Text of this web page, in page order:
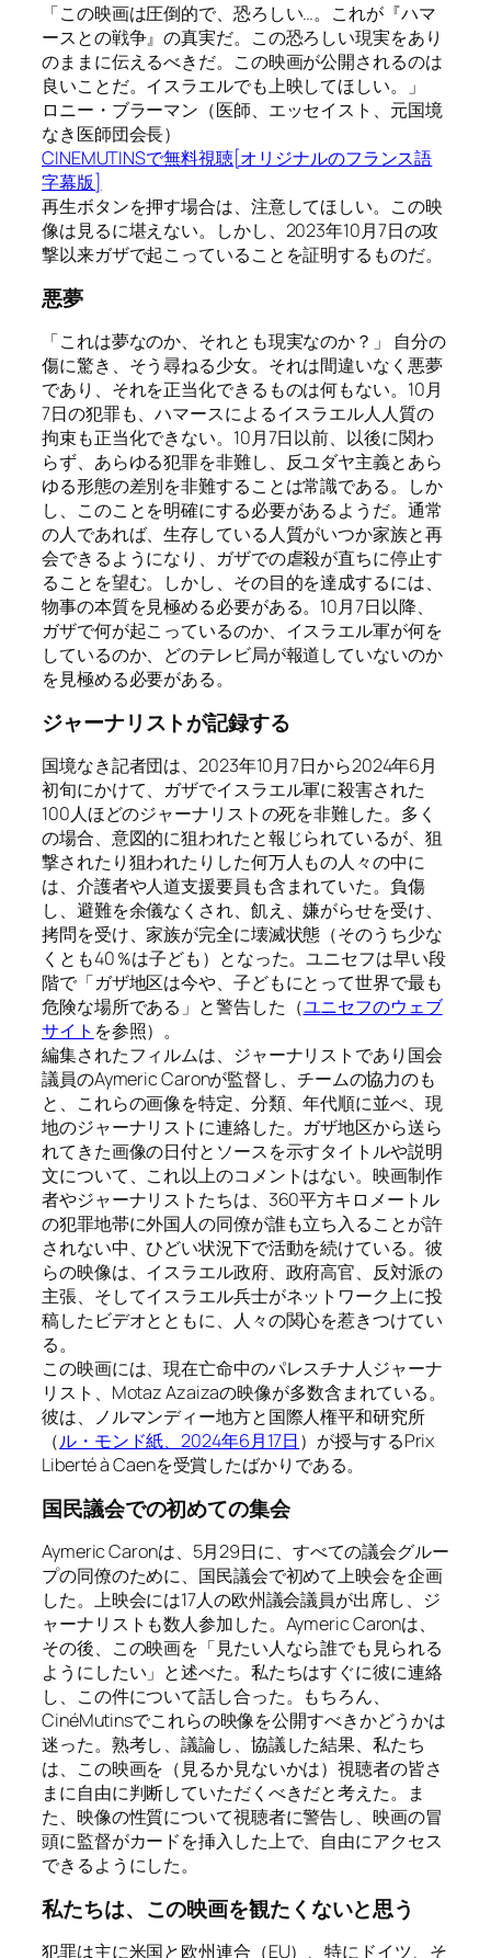
「この映画は圧倒的で、恐ろしい…。これが『ハマ
ースとの戦争』の真実だ。この恐ろしい現実をあり
のままに伝えるべきだ。この映画が公開されるのは
良いことだ。イスラエルでも上映してほしい。」
ロニー・ブラーマン（医師、エッセイスト、元国境
なき医師団会長）
CINEMUTINSで無料視聴[オリジナルのフランス語
字幕版]
再生ボタンを押す場合は、注意してほしい。この映
像は見るに堪えない。しかし、2023年10月7日の攻
撃以来ガザで起こっていることを証明するものだ。
悪夢
「これは夢なのか、それとも現実なのか？」 自分の
傷に驚き、そう尋ねる少女。それは間違いなく悪夢
であり、それを正当化できるものは何もない。10月
7日の犯罪も、ハマースによるイスラエル人人質の
拘束も正当化できない。10月7日以前、以後に関わ
らず、あらゆる犯罪を非難し、反ユダヤ主義とあら
ゆる形態の差別を非難することは常識である。しか
し、このことを明確にする必要があるようだ。通常
の人であれば、生存している人質がいつか家族と再
会できるようになり、ガザでの虐殺が直ちに停止す
ることを望む。しかし、その目的を達成するには、
物事の本質を見極める必要がある。10月7日以降、
ガザで何が起こっているのか、イスラエル軍が何を
しているのか、どのテレビ局が報道していないのか
を見極める必要がある。
ジャーナリストが記録する
国境なき記者団は、2023年10月7日から2024年6月
初旬にかけて、ガザでイスラエル軍に殺害された
100人ほどのジャーナリストの死を非難した。多く
の場合、意図的に狙われたと報じられているが、狙
撃されたり狙われたりした何万人もの人々の中に
は、介護者や人道支援要員も含まれていた。負傷
し、避難を余儀なくされ、飢え、嫌がらせを受け、
拷問を受け、家族が完全に壊滅状態（そのうち少な
くとも40％は子ども）となった。ユニセフは早い段
階で「ガザ地区は今や、子どもにとって世界で最も
危険な場所である」と警告した（ユニセフのウェブ
サイト を参照）。
編集されたフィルムは、ジャーナリストであり国会
議員のAymeric Caronが監督し、チームの協力のも
と、これらの画像を特定、分類、年代順に並べ、現
地のジャーナリストに連絡した。ガザ地区から送ら
れてきた画像の日付とソースを示すタイトルや説明
文について、これ以上のコメントはない。映画制作
者やジャーナリストたちは、360平方キロメートル
の犯罪地帯に外国人の同僚が誰も立ち入ることが許
されない中、ひどい状況下で活動を続けている。彼
らの映像は、イスラエル政府、政府高官、反対派の
主張、そしてイスラエル兵士がネットワーク上に投
稿したビデオとともに、人々の関心を惹きつけてい
る。
この映画には、現在亡命中のパレスチナ人ジャーナ
リスト、Motaz Azaizaの映像が多数含まれている。
彼は、ノルマンディー地方と国際人権平和研究所
（ル・モンド紙、2024年6月17日）が授与するPrix
Liberté à Caenを受賞したばかりである。
国民議会での初めての集会
Aymeric Caronは、5月29日に、すべての議会グルー
プの同僚のために、国民議会で初めて上映会を企画
した。上映会には17人の欧州議会議員が出席し、ジ
ャーナリストも数人参加した。Aymeric Caronは、
その後、この映画を「見たい人なら誰でも見られる
ようにしたい」と述べた。私たちはすぐに彼に連絡
し、この件について話し合った。もちろん、
CinéMutinsでこれらの映像を公開すべきかどうかは
迷った。熟考し、議論し、協議した結果、私たち
は、この映画を（見るか見ないかは）視聴者の皆さ
まに自由に判断していただくべきだと考えた。ま
た、映像の性質について視聴者に警告し、映画の冒
頭に監督がカードを挿入した上で、自由にアクセス
できるようにした。
私たちは、この映画を観たくないと思う
犯罪は主に米国と欧州連合（EU）、特にドイツ、そ